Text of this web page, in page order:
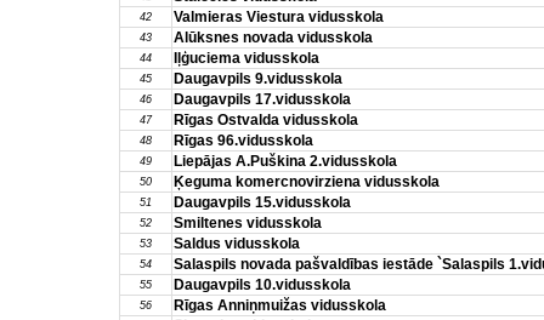
42 Valmieras Viestura vidusskola
43 Alūksnes novada vidusskola
44 Iļģuciema vidusskola
45 Daugavpils 9.vidusskola
46 Daugavpils 17.vidusskola
47 Rīgas Ostvalda vidusskola
48 Rīgas 96.vidusskola
49 Liepājas A.Puškina 2.vidusskola
50 Ķeguma komercnovirziena vidusskola
51 Daugavpils 15.vidusskola
52 Smiltenes vidusskola
53 Saldus vidusskola
54 Salaspils novada pašvaldības iestāde `Salaspils
55 Daugavpils 10.vidusskola
56 Rīgas Anniņmuižas vidusskola